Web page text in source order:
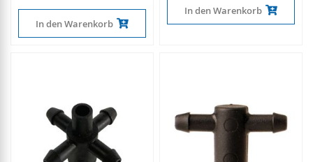
In den Warenkorb
In den Warenkorb